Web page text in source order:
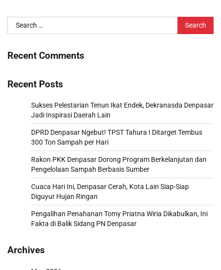
Search
for:
Recent Comments
Recent Posts
Sukses Pelestarian Tenun Ikat Endek, Dekranasda Denpasar
Jadi Inspirasi Daerah Lain
DPRD Denpasar Ngebut! TPST Tahura I Ditarget Tembus
300 Ton Sampah per Hari
Rakon PKK Denpasar Dorong Program Berkelanjutan dan
Pengelolaan Sampah Berbasis Sumber
Cuaca Hari Ini, Denpasar Cerah, Kota Lain Siap-Siap
Diguyur Hujan Ringan
Pengalihan Penahanan Tomy Priatna Wiria Dikabulkan, Ini
Fakta di Balik Sidang PN Denpasar
Archives